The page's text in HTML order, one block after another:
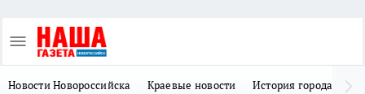
Новости Новороссийска Краевые новости История города Н